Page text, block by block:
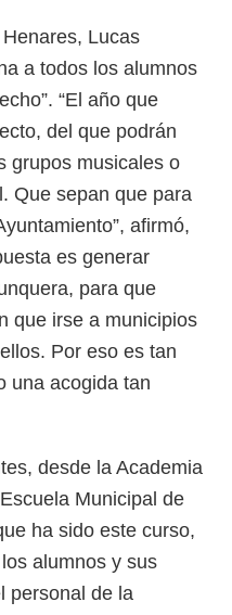
Lucas
a todos los alumnos
“El año que
del que podrán
grupos musicales o
Que sepan que para
afirmó,
es generar
para que
que irse a municipios
Por eso es tan
una acogida tan
desde la Academia
Municipal de
ha sido este curso,
alumnos y sus
personal de la